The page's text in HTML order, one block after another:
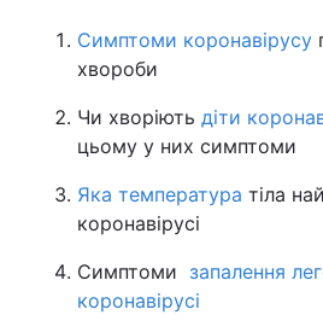
Симптоми коронавірусу
хвороби
Чи хворіють діти
цьому у них симптоми
Яка температура тіла
коронавірусі
Симптоми запалення
коронавірусі